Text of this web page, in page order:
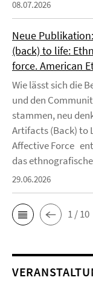
08.07.2026
Neue
(back) to life:
force. American
Wie lässt sich die
und den
stammen, neu
Artifacts (Back) to
Affective Force
das
29.06.2026
1 / 10